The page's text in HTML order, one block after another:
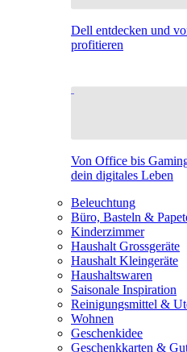
Dell entdecken und
profitieren
Von Office bis
dein digitales Leben
Beleuchtung
Büro, Basteln &
Kinderzimmer
Haushalt Grossgeräte
Haushalt Kleingeräte
Haushaltswaren
Saisonale Inspiration
Reinigungsmittel &
Wohnen
Geschenkidee
Geschenkkarten &